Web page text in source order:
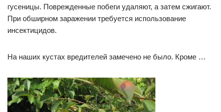
гусеницы. Поврежденные побеги удаляют, а затем сжигают.
При обширном заражении требуется использование
инсектицидов.
На наших кустах вредителей замечено не было. Кроме …